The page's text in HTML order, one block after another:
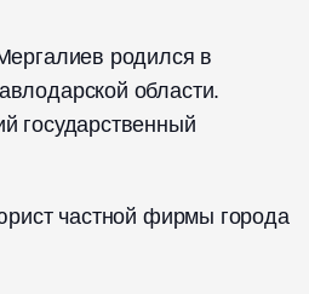
родился в
области.
государственный
частной фирмы города